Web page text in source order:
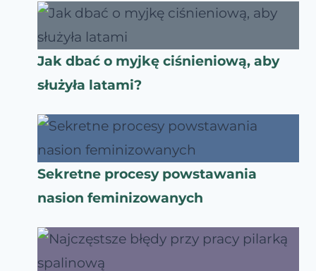
Jak dbać o myjkę ciśnieniową, aby
służyła latami?
Sekretne procesy powstawania
nasion feminizowanych